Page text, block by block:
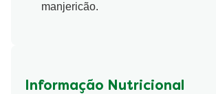
manjericão.
Informação Nutricional